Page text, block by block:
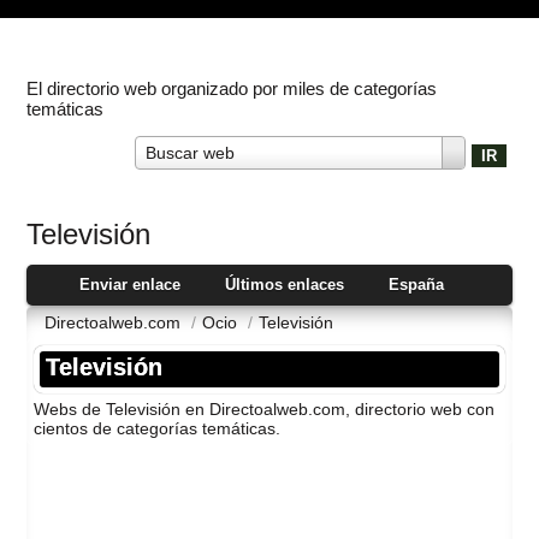
El directorio web organizado por miles de categorías
temáticas
Buscar web
Televisión
Enviar enlace Últimos enlaces España
Directoalweb.com / Ocio / Televisión
Televisión
Webs de Televisión en Directoalweb.com, directorio web con
cientos de categorí­as temáticas.